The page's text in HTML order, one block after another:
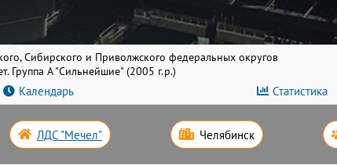
Сибирского и Приволжского федеральных округов
Группа A "Сильнейшие" (2005 г.р.)
Календарь Статистика
ЛДС "Мечел" Челябинск